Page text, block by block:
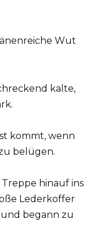
Wut
kalte,
kommt, wenn
belügen.
hinauf ins
Lederkoffer
begann zu